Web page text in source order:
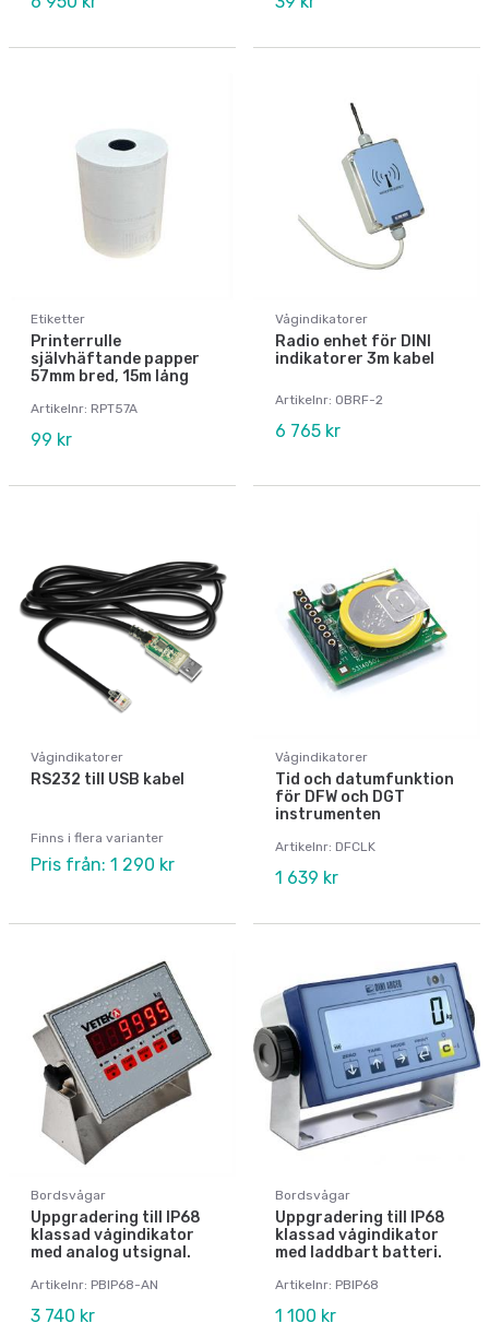
Etiketter
Printerrulle
självhäftande papper
57mm bred, 15m lång
Artikelnr: RPT57A
99 kr
Vågindikatorer
Radio enhet för DINI
indikatorer 3m kabel
Artikelnr: OBRF-2
6 765 kr
Vågindikatorer
RS232 till USB kabel
Finns i flera varianter
Pris från: 1 290 kr
Vågindikatorer
Tid och datumfunktion
för DFW och DGT
instrumenten
Artikelnr: DFCLK
1 639 kr
Bordsvågar
Uppgradering till IP68
klassad vågindikator
med analog utsignal.
Artikelnr: PBIP68-AN
3 740 kr
Bordsvågar
Uppgradering till IP68
klassad vågindikator
med laddbart batteri.
Artikelnr: PBIP68
1 100 kr